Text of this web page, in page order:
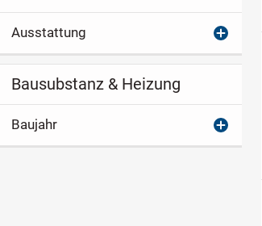
Ausstattung
Bausubstanz & Heizung
Baujahr